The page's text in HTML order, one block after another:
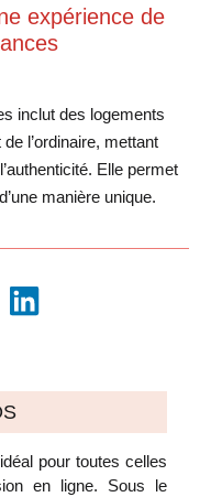
expérience de
inclut des logements
l’ordinaire, mettant
Elle permet
manière unique.
idéal pour toutes celles
en ligne. Sous le